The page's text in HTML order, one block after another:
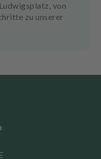
von
zu unserer